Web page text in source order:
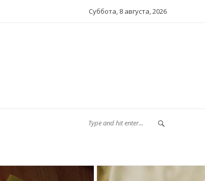
Суббота, 8 августа, 2026